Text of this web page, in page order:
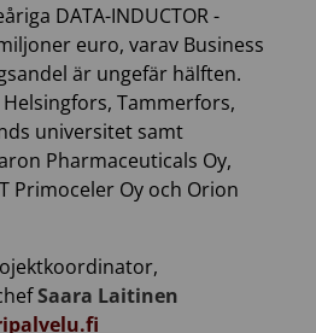
DATA-INDUCTOR -
euro, varav Business
är ungefär hälften.
Tammerfors,
universitet samt
Pharmaceuticals Oy,
Primoceler Oy och Orion
Saara Laitinen